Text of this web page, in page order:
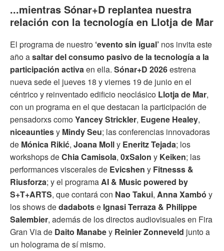
...mientras Sónar+D replantea nuestra
relación con la tecnología en Llotja de Mar
El programa de nuestro ‘evento sin igual’ nos invita este
año asaltar del consumo pasivo de la tecnología a la
participación activaen ella. Sónar+D 2026estrena
nueva sede el jueves 18 y viernes 19 de junio en el
céntrico y reinventado edificio neoclásico Llotja de Mar,
con un programa en el que destacan la participación de
pensadorxs comoYancey Strickler, Eugene Healey,
niceauntiesy Mindy Seu; las conferencias innovadoras
de Mónica Rikić, Joana Molly Eneritz Tejada; los
workshops deChia Camisola, 0xSalon y Keiken; las
performances viscerales de Evicshen y Fitnesss &
Riusforza; y el programaAI & Music powered by
S+T+ARTS, que contará con Nao Takui, Anna Xambó y
los shows dedadabotse Ignasi Terraza & Philippe
Salembier, además de los directos audiovisuales en Fira
Gran Via de Daito Manabey Reinier Zonneveld junto a
un holograma de sí mismo.